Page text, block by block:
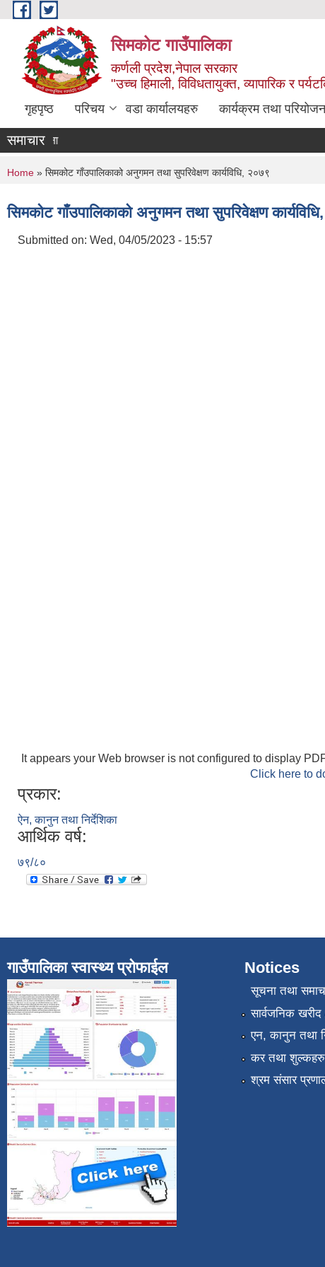
Skip to main content
सिमकोट गाउँपालिका
कर्णली प्रदेश,नेपाल सरकार
"उच्च हिमाली, विविधतायुक्त, व्यापारिक र
गृहपृष्ठ परिचय वडा कार्यालयहरु कार्यक्रम तथा
समाचार
सम्बन्धी सूचना
You are here
Home » सिमकोट गाँउपालिकाको अनुगमन तथा सुपरिवेक्षण कार्यविधि, २०७९
सिमकोट गाँउपालिकाको अनुगमन तथा सुपरिवेक्षण
Submitted on: Wed, 04/05/2023 - 15:57
It appears your Web browser is not configured to display
Click here to
प्रकार:
ऐन, कानुन तथा निर्देशिका
आर्थिक वर्ष:
७९/८०
गाउँपालिका स्वास्थ्य प्रोफाईल Notices
सूचना तथा
सार्वजनिक
एन, कानुन तथा
कर तथा शुल्कहरु
श्रम संसार